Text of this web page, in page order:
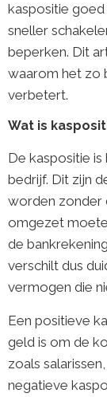
kaspositie
sneller
beperken. Dit
waarom het zo
verbetert.
Wat is
De kaspositie
bedrijf. Dit zijn
worden zonder
omgezet
de
verschilt dus
vermogen die
Een positieve
geld is om de
zoals
negatieve